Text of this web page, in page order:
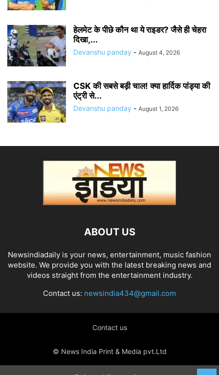
हेलमेट के पीछे कौन था ये राइडर? जैसे ही चेहरा
दिखा,...
Devanshu panday - August 4, 2026
CSK की सबसे बड़ी चाल! क्या हार्दिक पांड्या की
एंट्री से...
Devanshu panday - August 1, 2026
ABOUT US
Newsindiadaily is your news, entertainment, music fashion
website. We provide you with the latest breaking news and
videos straight from the entertainment industry.
Contact us: newsindia434@gmail.com
Contact us
© News India Print & Media pvt.Ltd